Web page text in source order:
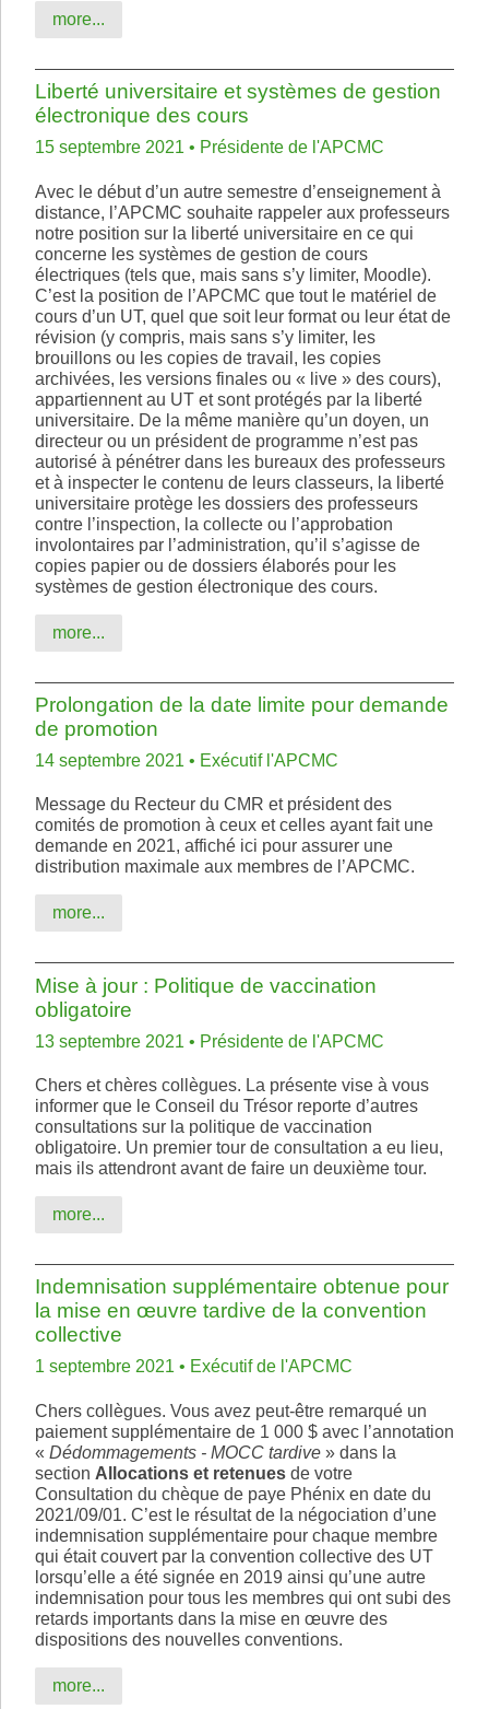
more...
Liberté universitaire et systèmes de gestion
électronique des cours
15 septembre 2021 • Présidente de l'APCMC
Avec le début d’un autre semestre d’enseignement à
distance, l’APCMC souhaite rappeler aux professeurs
notre position sur la liberté universitaire en ce qui
concerne les systèmes de gestion de cours
électriques (tels que, mais sans s’y limiter, Moodle).
C’est la position de l’APCMC que tout le matériel de
cours d’un UT, quel que soit leur format ou leur état de
révision (y compris, mais sans s’y limiter, les
brouillons ou les copies de travail, les copies
archivées, les versions finales ou « live » des cours),
appartiennent au UT et sont protégés par la liberté
universitaire. De la même manière qu’un doyen, un
directeur ou un président de programme n’est pas
autorisé à pénétrer dans les bureaux des professeurs
et à inspecter le contenu de leurs classeurs, la liberté
universitaire protège les dossiers des professeurs
contre l’inspection, la collecte ou l’approbation
involontaires par l’administration, qu’il s’agisse de
copies papier ou de dossiers élaborés pour les
systèmes de gestion électronique des cours.
more...
Prolongation de la date limite pour demande
de promotion
14 septembre 2021 • Exécutif l'APCMC
Message du Recteur du CMR et président des
comités de promotion à ceux et celles ayant fait une
demande en 2021, affiché ici pour assurer une
distribution maximale aux membres de l’APCMC.
more...
Mise à jour : Politique de vaccination
obligatoire
13 septembre 2021 • Présidente de l'APCMC
Chers et chères collègues. La présente vise à vous
informer que le Conseil du Trésor reporte d’autres
consultations sur la politique de vaccination
obligatoire. Un premier tour de consultation a eu lieu,
mais ils attendront avant de faire un deuxième tour.
more...
Indemnisation supplémentaire obtenue pour
la mise en œuvre tardive de la convention
collective
1 septembre 2021 • Exécutif de l'APCMC
Chers collègues. Vous avez peut-être remarqué un
paiement supplémentaire de 1 000 $ avec l’annotation
« Dédommagements - MOCC tardive » dans la
section Allocations et retenues de votre
Consultation du chèque de paye Phénix en date du
2021/09/01. C’est le résultat de la négociation d’une
indemnisation supplémentaire pour chaque membre
qui était couvert par la convention collective des UT
lorsqu’elle a été signée en 2019 ainsi qu’une autre
indemnisation pour tous les membres qui ont subi des
retards importants dans la mise en œuvre des
dispositions des nouvelles conventions.
more...